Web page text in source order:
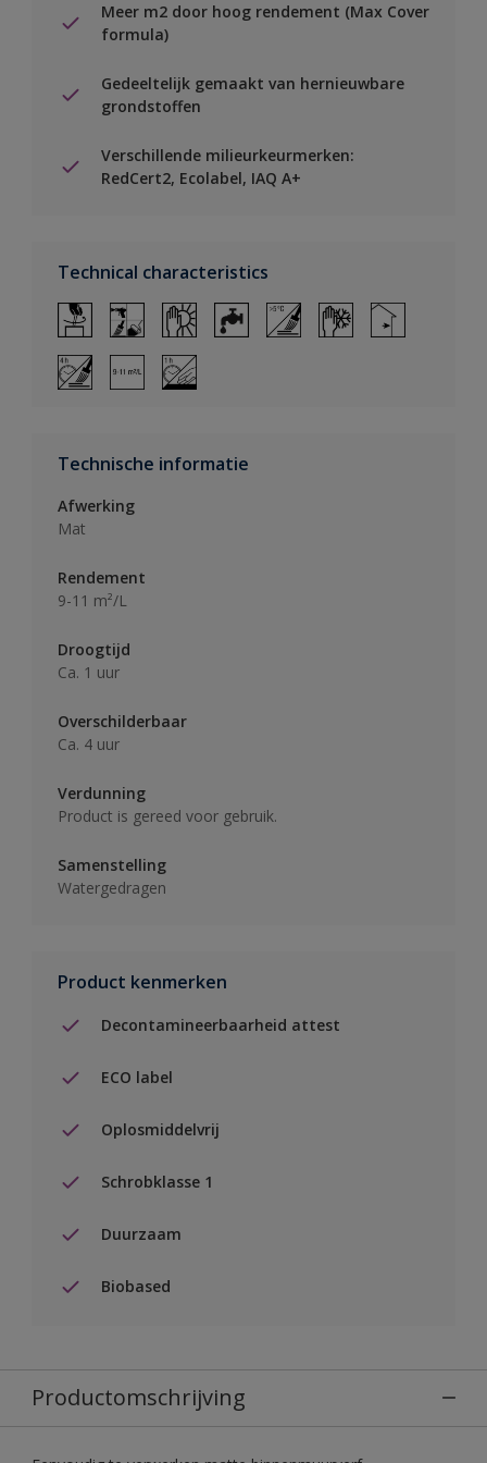
Meer m2 door hoog rendement (Max Cover
formula)
Gedeeltelijk gemaakt van hernieuwbare
grondstoffen
Verschillende milieurkeurmerken:
RedCert2, Ecolabel, IAQ A+
Technical characteristics
Technische informatie
Afwerking
Mat
Rendement
9-11 m²/L
Droogtijd
Ca. 1 uur
Overschilderbaar
Ca. 4 uur
Verdunning
Product is gereed voor gebruik.
Samenstelling
Watergedragen
Product kenmerken
Decontamineerbaarheid attest
ECO label
Oplosmiddelvrij
Schrobklasse 1
Duurzaam
Biobased
Productomschrijving